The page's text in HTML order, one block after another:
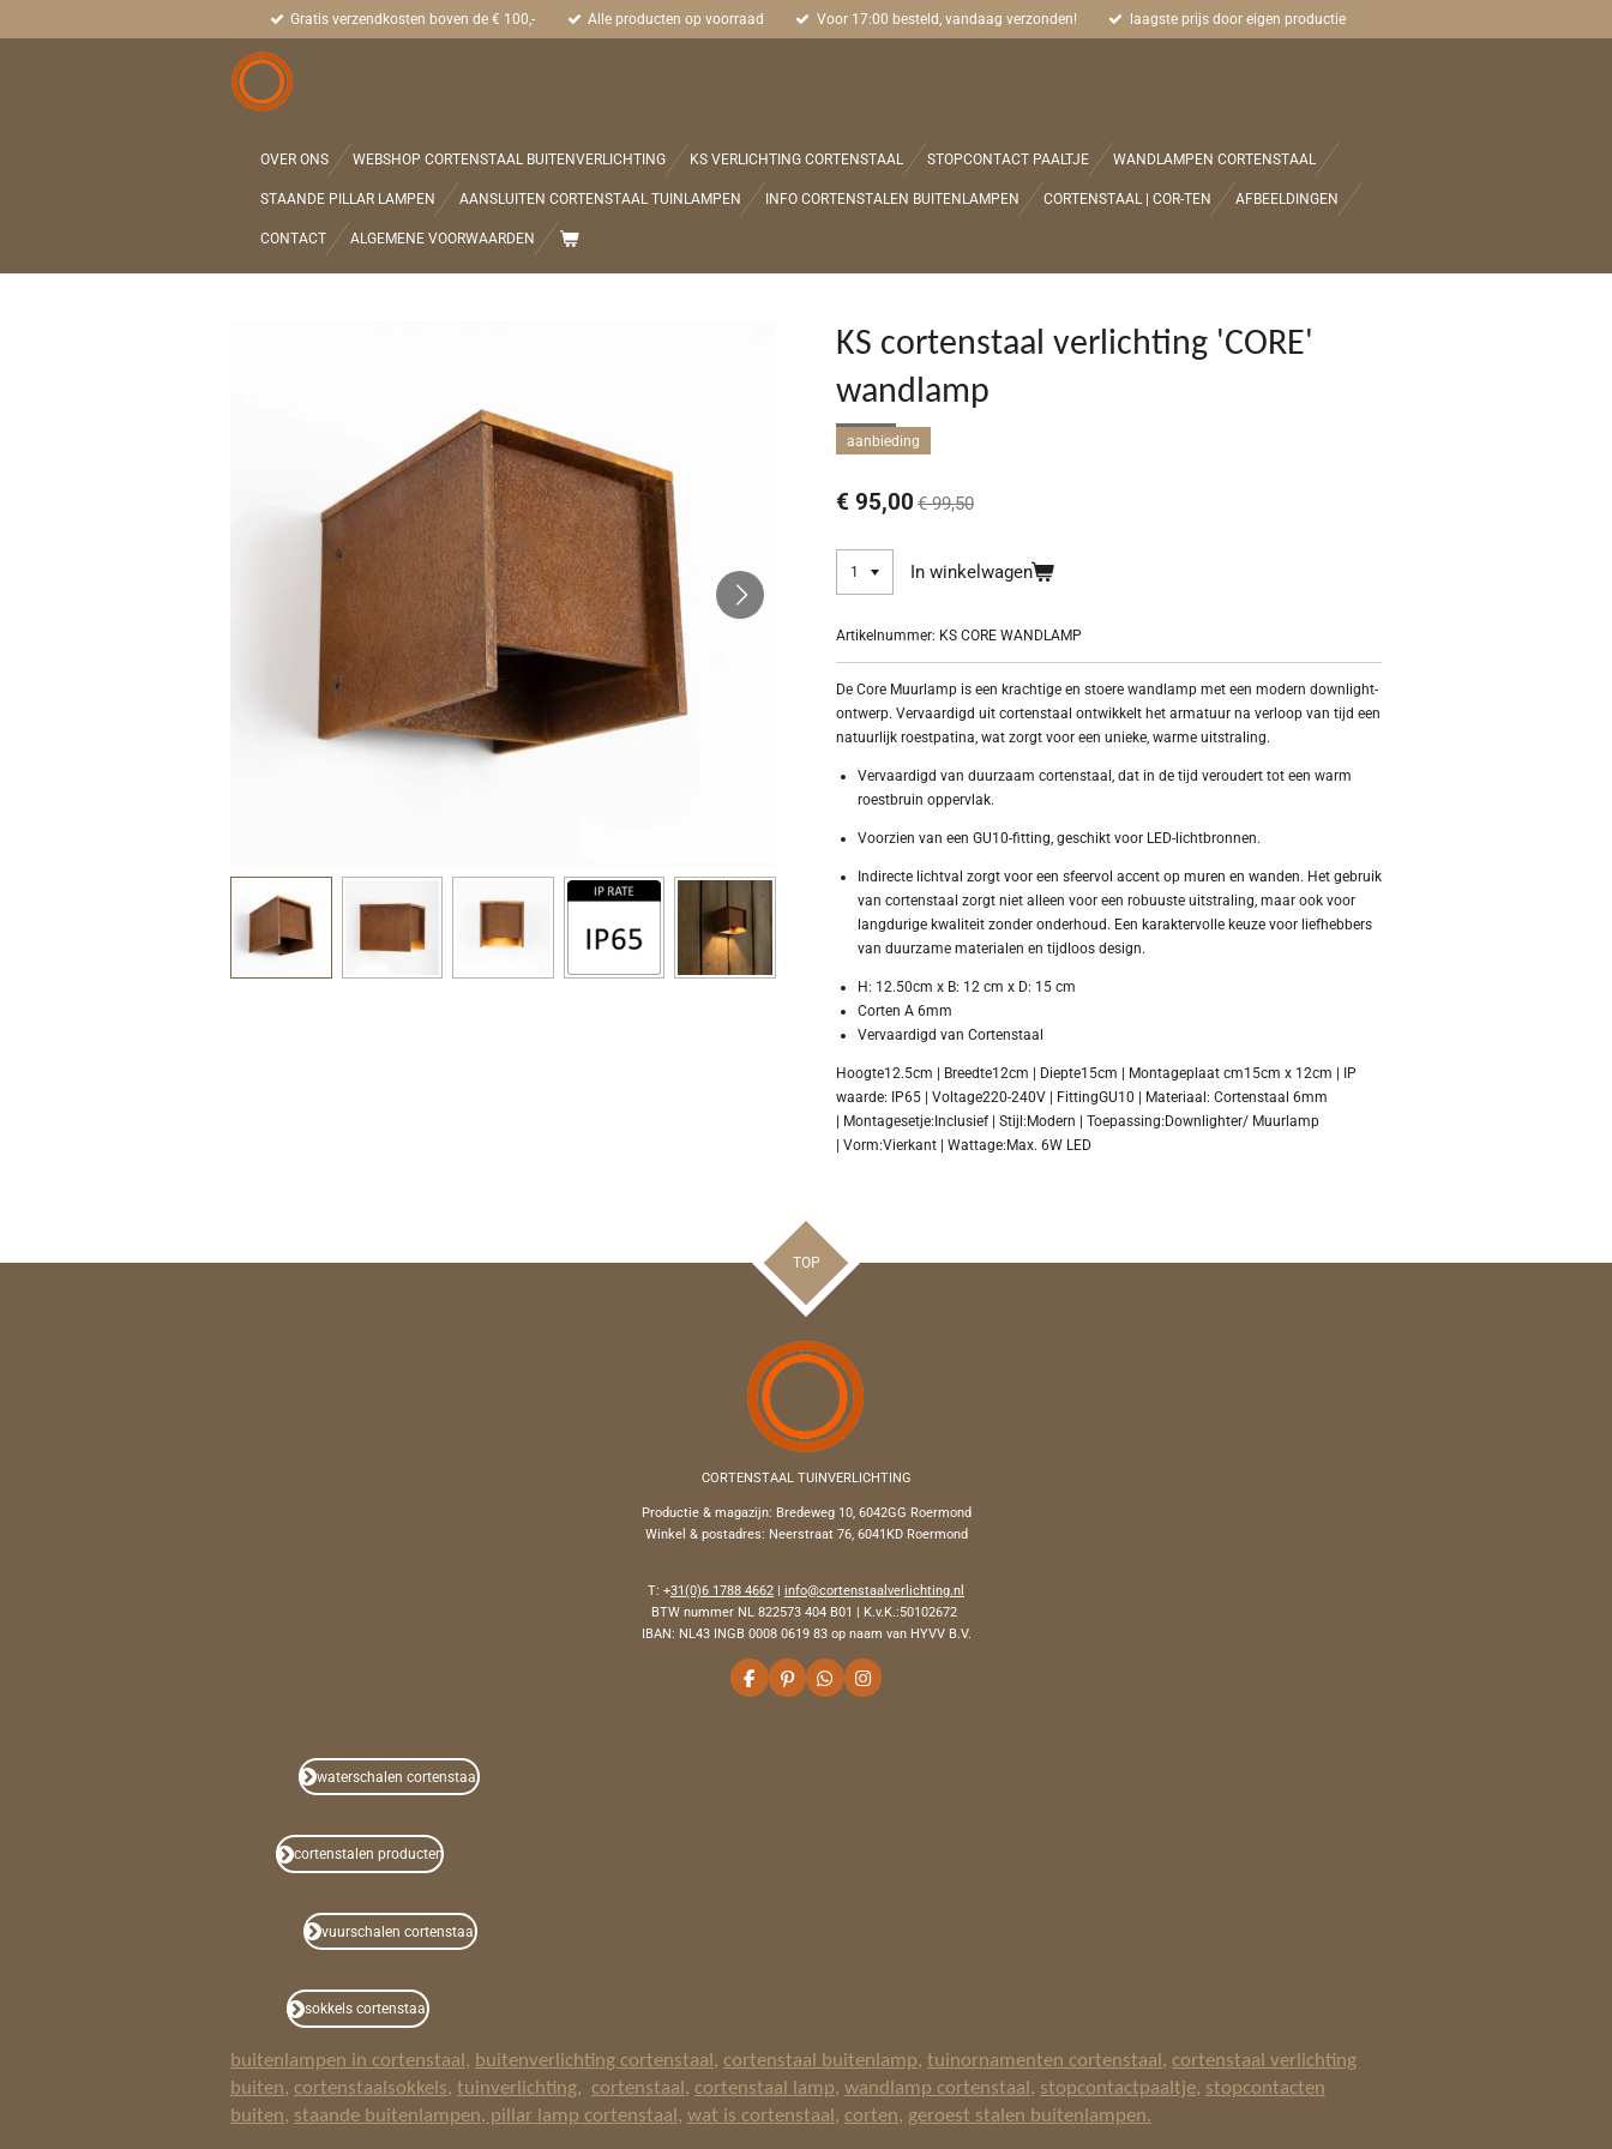
Gratis verzendkosten boven de € 100,- Alle producten op voorraad Voor 17:00 besteld, vandaag verzonden! laagste prijs door eigen productie
OVER ONS WEBSHOP CORTENSTAAL BUITENVERLICHTING KS VERLICHTING CORTENSTAAL STOPCONTACT PAALTJE WANDLAMPEN CORTENSTAAL
STAANDE PILLAR LAMPEN AANSLUITEN CORTENSTAAL TUINLAMPEN INFO CORTENSTALEN BUITENLAMPEN CORTENSTAAL | COR-TEN AFBEELDINGEN
CONTACT ALGEMENE VOORWAARDEN
KS cortenstaal verlichting 'CORE'
wandlamp
aanbieding
€ 95,00 € 99,50
In winkelwagen
Artikelnummer: KS CORE WANDLAMP
De Core Muurlamp is een krachtige en stoere wandlamp met een modern downlight-
ontwerp. Vervaardigd uit cortenstaal ontwikkelt het armatuur na verloop van tijd een
natuurlijk roestpatina, wat zorgt voor een unieke, warme uitstraling.
Vervaardigd van duurzaam cortenstaal, dat in de tijd veroudert tot een warm
roestbruin oppervlak.
Voorzien van een GU10-fitting, geschikt voor LED-lichtbronnen.
Indirecte lichtval zorgt voor een sfeervol accent op muren en wanden. Het gebruik
van cortenstaal zorgt niet alleen voor een robuuste uitstraling, maar ook voor
langdurige kwaliteit zonder onderhoud. Een karaktervolle keuze voor liefhebbers
van duurzame materialen en tijdloos design.
H: 12.50cm x B: 12 cm x D: 15 cm
Corten A 6mm
Vervaardigd van Cortenstaal
Hoogte12.5cm | Breedte12cm | Diepte15cm | Montageplaat cm15cm x 12cm | IP
waarde: IP65 | Voltage220-240V | FittingGU10 | Materiaal: Cortenstaal 6mm
| Montagesetje:Inclusief | Stijl:Modern | Toepassing:Downlighter/ Muurlamp
| Vorm:Vierkant | Wattage:Max. 6W LED
TOP
CORTENSTAAL TUINVERLICHTING
Productie & magazijn: Bredeweg 10, 6042GG Roermond
Winkel & postadres: Neerstraat 76, 6041KD Roermond
T: +31(0)6 1788 4662
info@cortenstaalverlichting.nl
BTW nummer NL 822573 404 B01 | K.v.K.:50102672
IBAN: NL43 INGB 0008 0619 83 op naam van HYVV B.V.
F
a
P
i
W
h
I
n
waterschalen cortenstaal
cortenstalen producten
vuurschalen cortenstaal
sokkels cortenstaal
buitenlampen in cortenstaal, buitenverlichting cortenstaal, cortenstaal buitenlamp, tuinornamenten cortenstaal, cortenstaal verlichting
buiten, cortenstaalsokkels, tuinverlichting, cortenstaal, cortenstaal lamp, wandlamp cortenstaal, stopcontactpaaltje, stopcontacten
buiten, staande buitenlampen, pillar lamp cortenstaal, wat is cortenstaal, corten, geroest stalen buitenlampen.